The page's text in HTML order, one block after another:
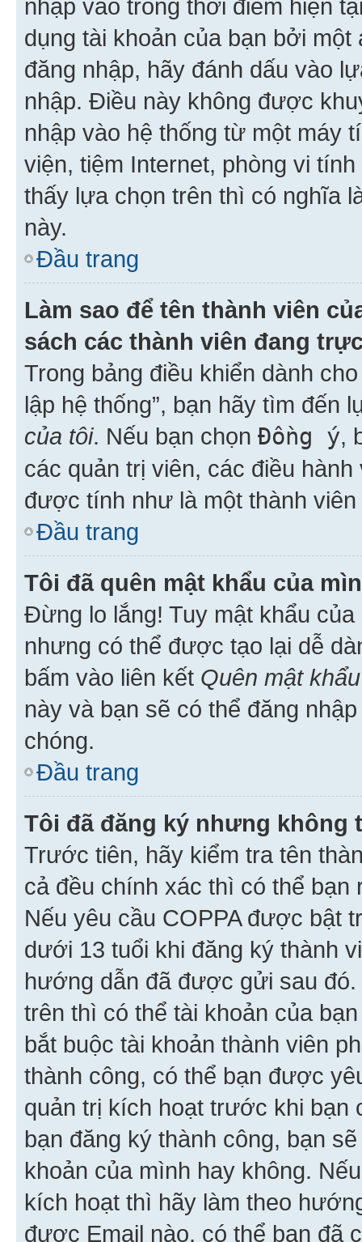
nhập vào trong thời điểm hiện
dụng tài khoản của bạn bởi
đăng nhập, hãy đánh dấu vào
nhập. Điều này không được
nhập vào hệ thống từ một máy
viện, tiệm Internet, phòng vi
thấy lựa chọn trên thì có nghĩa
này.
Đầu trang
Làm sao để tên thành viên
sách các thành viên đang
Trong bảng điều khiển dành
lập hệ thống”, bạn hãy tìm đến
của tôi. Nếu bạn chọn Đồng ý,
các quản trị viên, các điều
được tính như là một thành viên
Đầu trang
Tôi đã quên mật khẩu của
Đừng lo lắng! Tuy mật khẩu
nhưng có thể được tạo lại dễ
bấm vào liên kết Quên mật khẩu
này và bạn sẽ có thể đăng
chóng.
Đầu trang
Tôi đã đăng ký nhưng không
Trước tiên, hãy kiểm tra tên
cả đều chính xác thì có thể
Nếu yêu cầu COPPA được bật
dưới 13 tuổi khi đăng ký thành
hướng dẫn đã được gửi sau
trên thì có thể tài khoản của
bắt buộc tài khoản thành viên
thành công, có thể bạn được
quản trị kích hoạt trước khi bạn
bạn đăng ký thành công, bạn
khoản của mình hay không.
kích hoạt thì hãy làm theo
được Email nào, có thể bạn đã